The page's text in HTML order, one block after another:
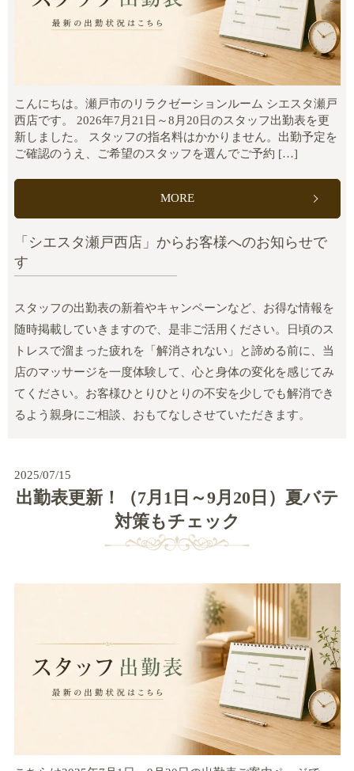
こんにちは。瀬戸市のリラクゼーションルーム シエスタ瀬戸
西店です。 2026年7月21日～8月20日のスタッフ出勤表を更
新しました。 スタッフの指名料はかかりません。出勤予定を
ご確認のうえ、ご希望のスタッフを選んでご予約 […]
MORE
「シエスタ瀬戸西店」からお客様へのお知らせで
す
スタッフの出勤表の新着やキャンペーンなど、お得な情報を
随時掲載していきますので、是非ご活用ください。日頃のス
トレスで溜まった疲れを「解消されない」と諦める前に、当
店のマッサージを一度体験して、心と身体の変化を感じてみ
てください。お客様ひとりひとりの不安を少しでも解消でき
るよう親身にご相談、おもてなしさせていただきます。
2025/07/15
出勤表更新！（7月1日～9月20日）夏バテ
対策もチェック